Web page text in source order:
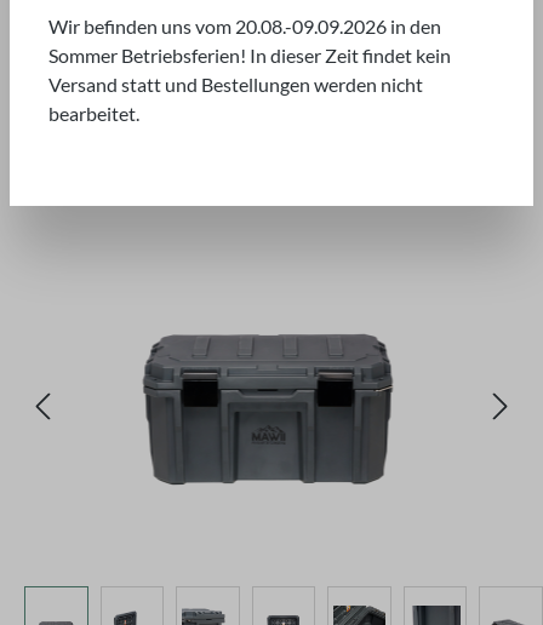
*ABVERKAUF*
Wir befinden uns vom 20.08.-09.09.2026 in den
Sommer Betriebsferien! In dieser Zeit findet kein
Versand statt und Bestellungen werden nicht
bearbeitet.